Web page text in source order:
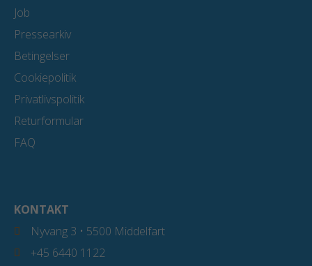
Job
Pressearkiv
Betingelser
Cookiepolitik
Privatlivspolitik
Returformular
FAQ
KONTAKT
Nyvang 3 • 5500 Middelfart
+45 6440 1122